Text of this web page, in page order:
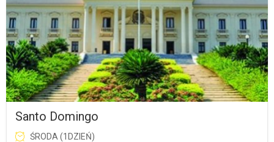
Santo Domingo
ŚRODA (1DZIEŃ)